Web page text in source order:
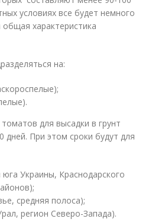
условиях все будет немного
характеристика
на:
для высадки в грунт
дней. При этом сроки будут для
Украины, Краснодарского
средняя полоса);
регион Северо-Запада).